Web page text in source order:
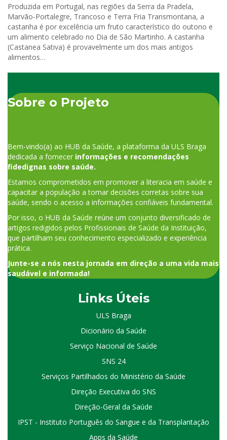
Produzida em Portugal, nas regiões da Serra da Pradela,
Marvão-Portalegre, Trancoso e Terra Fria Transmontana, a
castanha é por excelência um fruto característico do outono e
um alimento celebrado no Dia de São Martinho. A castanha
(Castanea Sativa) é provavelmente um dos mais antigos
alimentos…
Sobre o Projeto
Bem-vindo(a) ao HUB da Saúde, a plataforma da ULS Braga
dedicada a fornecer informações e recomendações
fidedignas sobre saúde.
Estamos comprometidos em promover a literacia em saúde e
capacitar a população a tomar decisões corretas sobre sua
saúde, sendo o acesso a informações confiáveis fundamental.
Por isso, o HUB da Saúde reúne um conjunto diversificado de
artigos redigidos pelos Profissionais de Saúde da Instituição,
que partilham seu conhecimento especializado e experiência
prática.
Junte-se a nós nesta jornada em direção a uma vida mais
saudável e informada!
Links Úteis
ULS Braga
Dicionário da Saúde
Serviço Nacional de Saúde
SNS 24
Serviços Partilhados do Ministério da Saúde
Direção Executiva do SNS
Direção-Geral da Saúde
IPST - Instituto Português do Sangue e da Transplantação
Apps da Saúde